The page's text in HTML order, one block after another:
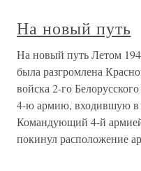
На новый путь
На новый путь Летом
была разгромлена
войска 2-го
4-ю армию, входившую в
Командующий 4-й
покинул расположение